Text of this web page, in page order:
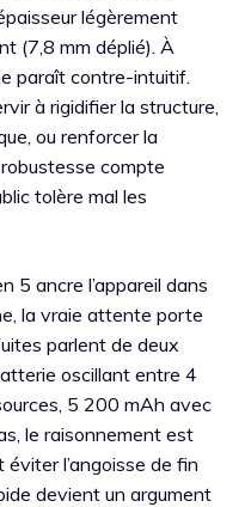
légèrement
(7,8 mm déplié). À
paraît contre-intuitif.
à rigidifier la structure,
ou renforcer la
compte
tolère mal les
5 ancre l’appareil dans
la vraie attente porte
parlent de deux
oscillant entre 4
5 200 mAh avec
le raisonnement est
éviter l’angoisse de fin
devient un argument